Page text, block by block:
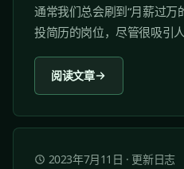
通常我们总会刷到“月薪过万
投简历的岗位，尽管很吸引
营，相比起初级的基础运营
司媒体运营的方向的工作，
一个怎样的效果。 因此工作
阅读文章
2023年7月11日 · 更新日志